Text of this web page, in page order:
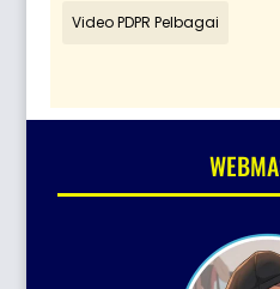
Video PDPR Pelbagai